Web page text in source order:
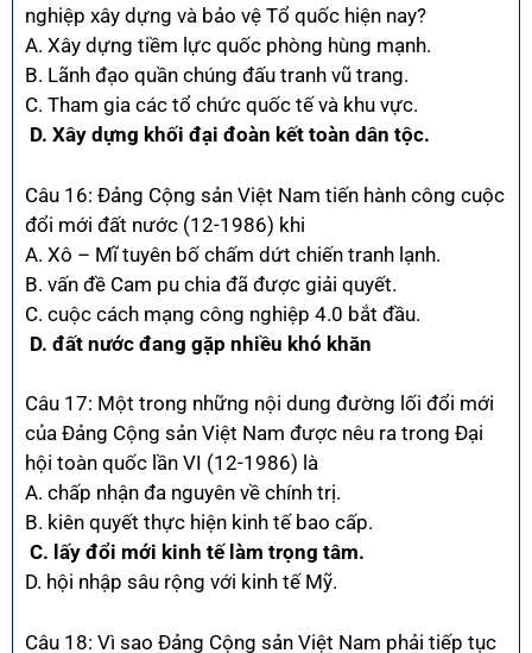
nghiệp xây dựng và bảo vệ Tổ quốc hiện nay?
A. Xây dựng tiềm lực quốc phòng hùng mạnh.
B. Lãnh đạo quần chúng đấu tranh vũ trang.
C. Tham gia các tổ chức quốc tế và khu vực.
D. Xây dựng khối đại đoàn kết toàn dân tộc.
Câu 16: Đảng Cộng sản Việt Nam tiến hành công cuộc
đổi mới đất nước (12-1986) khi
A. Xô – Mĩ tuyên bố chấm dứt chiến tranh lạnh.
B. vấn đề Cam pu chia đã được giải quyết.
C. cuộc cách mạng công nghiệp 4.0 bắt đầu.
D. đất nước đang gặp nhiều khó khăn
Câu 17: Một trong những nội dung đường lối đổi mới
của Đảng Cộng sản Việt Nam được nêu ra trong Đại
hội toàn quốc lần VI (12-1986) là
A. chấp nhận đa nguyên về chính trị.
B. kiên quyết thực hiện kinh tế bao cấp.
C. lấy đổi mới kinh tế làm trọng tâm.
D. hội nhập sâu rộng với kinh tế Mỹ.
Câu 18: Vì sao Đảng Cộng sản Việt Nam phải tiếp tục